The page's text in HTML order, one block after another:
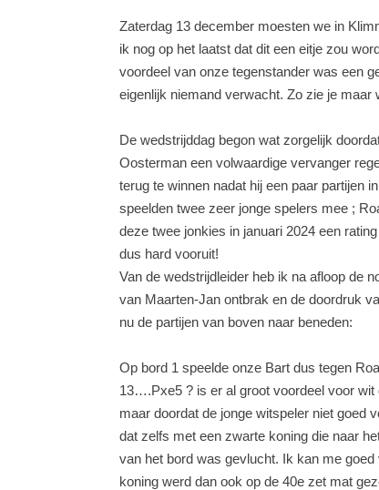
Zaterdag 13 december moesten we in
ik nog op het laatst dat dit een eitje zou
voordeel van onze tegenstander was een
eigenlijk niemand verwacht. Zo zie je maar
De wedstrijddag begon wat zorgelijk
Oosterman een volwaardige vervanger
terug te winnen nadat hij een paar partijen
speelden twee zeer jonge spelers mee ;
deze twee jonkies in januari 2024 een
dus hard vooruit!
Van de wedstrijdleider heb ik na afloop de
van Maarten-Jan ontbrak en de doordruk
nu de partijen van boven naar beneden:
Op bord 1 speelde onze Bart dus tegen
13….Pxe5 ? is er al groot voordeel voor wit
maar doordat de jonge witspeler niet
dat zelfs met een zwarte koning die naar
van het bord was gevlucht. Ik kan me
koning werd dan ook op de 40e zet mat